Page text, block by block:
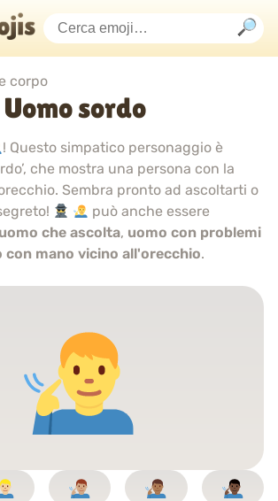
corpo
sordo
! Questo simpatico personaggio è
che mostra una persona con la
Sembra pronto ad ascoltarti o
può anche essere
uomo che ascolta, uomo con problemi
con mano vicino all'orecchio.